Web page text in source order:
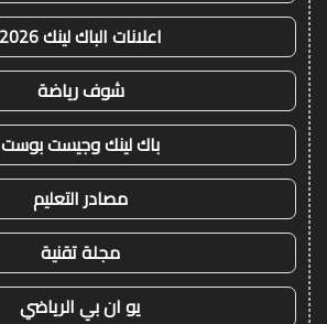
اعلانات الباك لينك 2026
شوف رياضة
باك لينك وجيست بوست
مصادر التعليم
مجلة تقنية
يو ان بي الرياضي